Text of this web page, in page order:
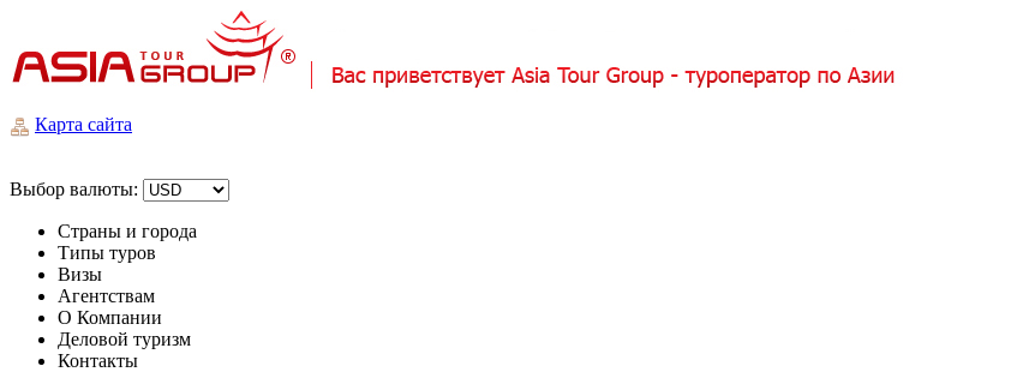
Карта сайта
Выбор валюты:
Страны и города
Типы туров
Визы
Агентствам
О Компании
Деловой туризм
Контакты